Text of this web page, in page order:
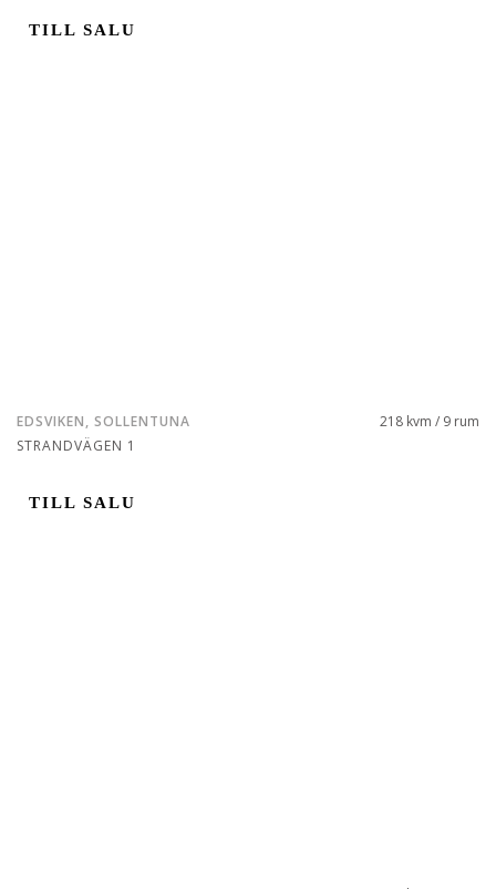
TILL SALU
EDSVIKEN, SOLLENTUNA
STRANDVÄGEN 1
218 kvm / 9 rum
TILL SALU